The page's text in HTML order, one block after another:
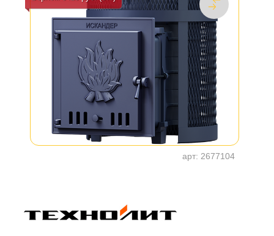
арт: 2677104